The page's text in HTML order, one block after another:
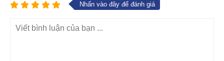
Nhấn vào đây để đánh giá